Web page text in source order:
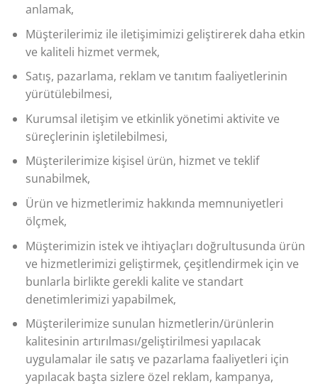
anlamak,
Müşterilerimiz ile iletişimimizi geliştirerek daha etkin
ve kaliteli hizmet vermek,
Satış, pazarlama, reklam ve tanıtım faaliyetlerinin
yürütülebilmesi,
Kurumsal iletişim ve etkinlik yönetimi aktivite ve
süreçlerinin işletilebilmesi,
Müşterilerimize kişisel ürün, hizmet ve teklif
sunabilmek,
Ürün ve hizmetlerimiz hakkında memnuniyetleri
ölçmek,
Müşterimizin istek ve ihtiyaçları doğrultusunda ürün
ve hizmetlerimizi geliştirmek, çeşitlendirmek için ve
bunlarla birlikte gerekli kalite ve standart
denetimlerimizi yapabilmek,
Müşterilerimize sunulan hizmetlerin/ürünlerin
kalitesinin artırılması/geliştirilmesi yapılacak
uygulamalar ile satış ve pazarlama faaliyetleri için
yapılacak başta sizlere özel reklam, kampanya,